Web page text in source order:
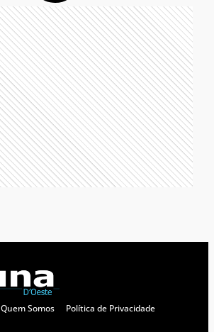
Quem Somos Política de Privacidade